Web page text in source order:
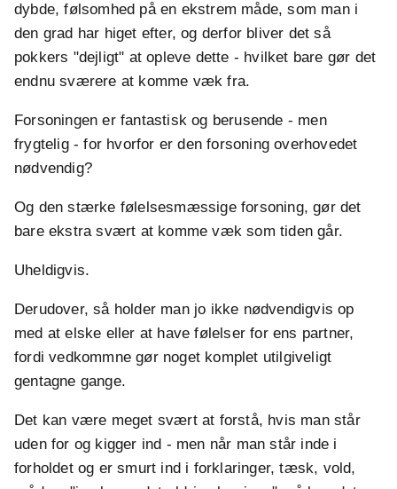
dybde, følsomhed på en ekstrem måde, som man i
den grad har higet efter, og derfor bliver det så
pokkers "dejligt" at opleve dette - hvilket bare gør det
endnu sværere at komme væk fra.
Forsoningen er fantastisk og berusende - men
frygtelig - for hvorfor er den forsoning overhovedet
nødvendig?
Og den stærke følelsesmæssige forsoning, gør det
bare ekstra svært at komme væk som tiden går.
Uheldigvis.
Derudover, så holder man jo ikke nødvendigvis op
med at elske eller at have følelser for ens partner,
fordi vedkommne gør noget komplet utilgiveligt
gentagne gange.
Det kan være meget svært at forstå, hvis man står
uden for og kigger ind - men når man står inde i
forholdet og er smurt ind i forklaringer, tæsk, vold,